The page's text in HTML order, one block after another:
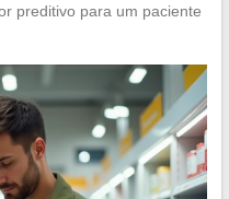
preditivo para um paciente